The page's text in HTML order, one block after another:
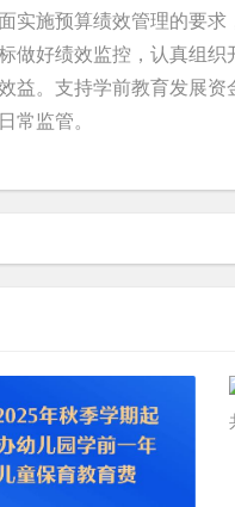
施预算绩效管理的要求
做好绩效监控，认真组
益。支持学前教育发展
监管。